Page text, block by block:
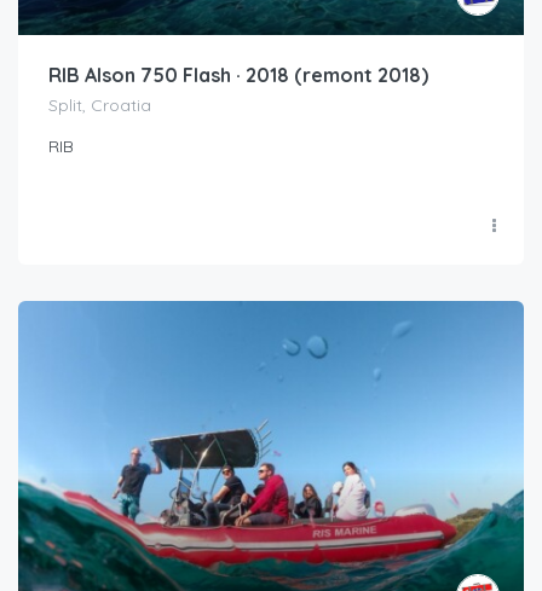
RIB Alson 750 Flash · 2018 (remont 2018)
Split, Croatia
RIB